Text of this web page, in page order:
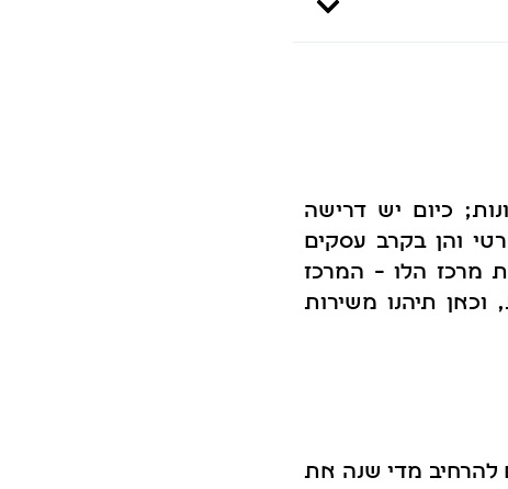
כיום יש דרישה
והן בקרב עסקים
מרכז הלו – המרכז
וכאן תיהנו משירות
להרחיב מדי שנה את